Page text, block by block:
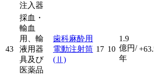
注入器
43
採血・
輸血
用、輸
液用器
具及び
医薬品
歯科麻酔用
電動注射筒
(Ⅱ)
17 10
1.9
億円/
年